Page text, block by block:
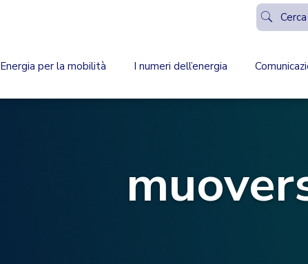
Energia per la mobilità I numeri dell’energia